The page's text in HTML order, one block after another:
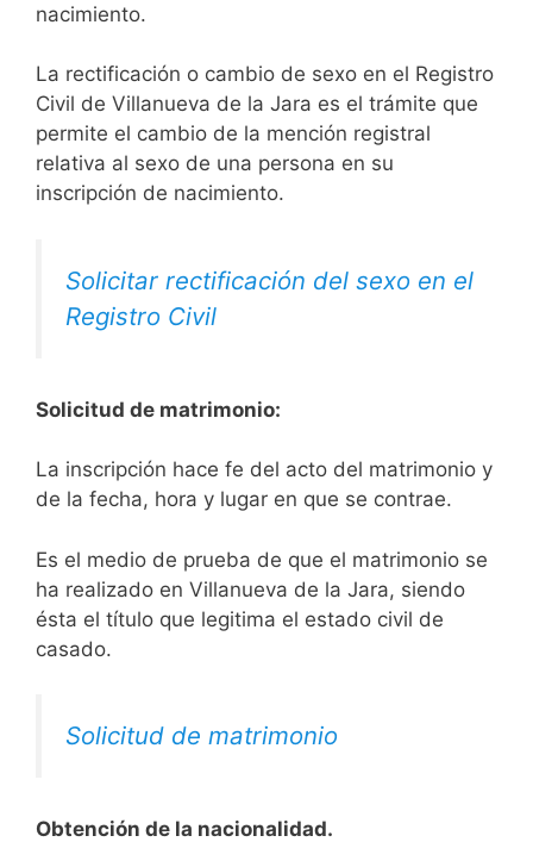
nacimiento.
La rectificación o cambio de sexo en el Registro
Civil de Villanueva de la Jara es el trámite que
permite el cambio de la mención registral
relativa al sexo de una persona en su
inscripción de nacimiento.
Solicitar rectificación del sexo en el
Registro Civil
Solicitud de matrimonio:
La inscripción hace fe del acto del matrimonio y
de la fecha, hora y lugar en que se contrae.
Es el medio de prueba de que el matrimonio se
ha realizado en Villanueva de la Jara, siendo
ésta el título que legitima el estado civil de
casado.
Solicitud de matrimonio
Obtención de la nacionalidad.